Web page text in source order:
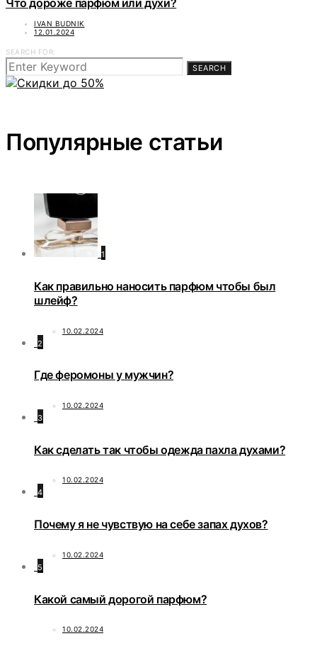
IVAN BUDNIK
12.01.2024
SEARCH FOR:
SEARCH
Популярные статьи
1
Как правильно наносить парфюм чтобы был
шлейф?
10.02.2024
2
Где феромоны у мужчин?
10.02.2024
3
Как сделать так чтобы одежда пахла духами?
10.02.2024
4
Почему я не чувствую на себе запах духов?
10.02.2024
5
Какой самый дорогой парфюм?
10.02.2024